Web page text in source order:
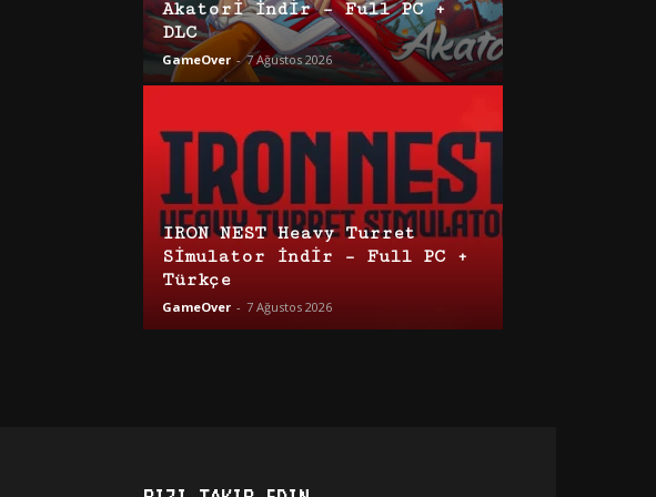
Akatori İndir – Full PC +
DLC
GameOver - 7 Ağustos 2026
IRON NEST Heavy Turret
Simulator İndir – Full PC +
Türkçe
GameOver - 7 Ağustos 2026